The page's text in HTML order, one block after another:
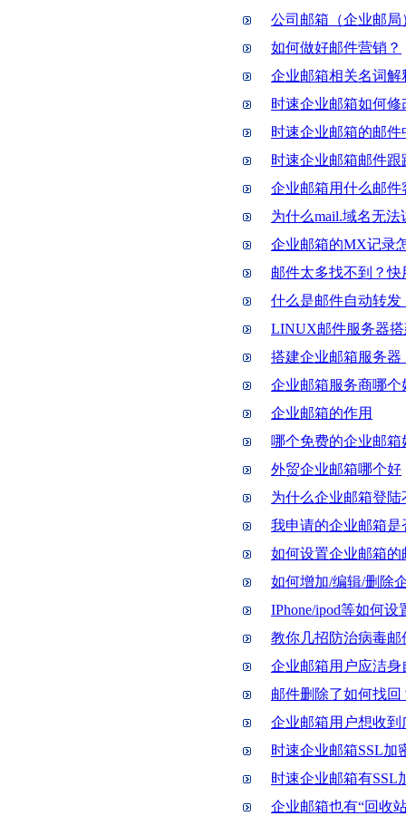
公司邮箱（企业邮
如何做好邮件营销？
企业邮箱相关名词解
时速企业邮箱如何修
时速企业邮箱的邮
时速企业邮箱邮件
企业邮箱用什么邮
为什么mail.域名无
企业邮箱的MX记录
邮件太多找不到？
什么是邮件自动转
LINUX邮件服务器
搭建企业邮箱服务
企业邮箱服务商哪个
企业邮箱的作用
哪个免费的企业邮箱
外贸企业邮箱哪个好
为什么企业邮箱登
我申请的企业邮箱
如何设置企业邮箱
如何增加/编辑/删除
IPhone/ipod等如何
教你几招防治病毒邮
企业邮箱用户应洁
邮件删除了如何找
企业邮箱用户想收
时速企业邮箱SSL加
时速企业邮箱有SSL
企业邮箱也有“回收